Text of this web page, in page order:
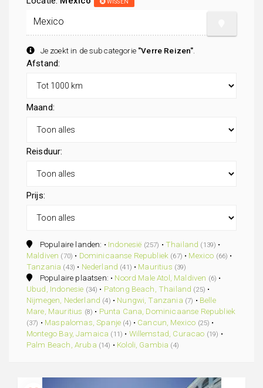
Je zoekt in de subcategorie "Verre Reizen"
Afstand:
Maand:
Reisduur:
Prijs:
Populaire landen: • Indonesië (257) • Thailand (139) •
Maldiven (70) • Dominicaanse Republiek (67) • Mexico (66) •
Tanzania (43) • Nederland (41) • Mauritius (39)
Populaire plaatsen: • Noord Male Atol, Maldiven (6) •
Ubud, Indonesie (34) • Patong Beach, Thailand (25) •
Nijmegen, Nederland (4) • Nungwi, Tanzania (7) • Belle
Mare, Mauritius (8) • Punta Cana, Dominicaanse Republiek
(37) • Maspalomas, Spanje (4) • Cancun, Mexico (25) •
Montego Bay, Jamaica (11) • Willemstad, Curacao (19) •
Palm Beach, Aruba (14) • Kololi, Gambia (4)